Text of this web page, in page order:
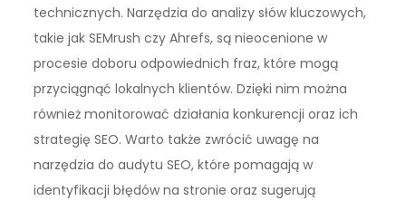
technicznych. Narzędzia do analizy słów kluczowych,
takie jak SEMrush czy Ahrefs, są nieocenione w
procesie doboru odpowiednich fraz, które mogą
przyciągnąć lokalnych klientów. Dzięki nim można
również monitorować działania konkurencji oraz ich
strategię SEO. Warto także zwrócić uwagę na
narzędzia do audytu SEO, które pomagają w
identyfikacji błędów na stronie oraz sugerują